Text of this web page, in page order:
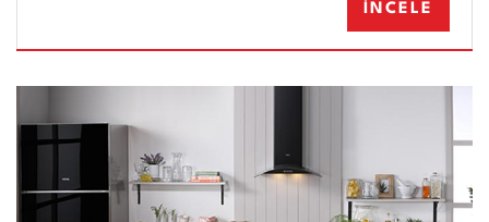
İNCELE